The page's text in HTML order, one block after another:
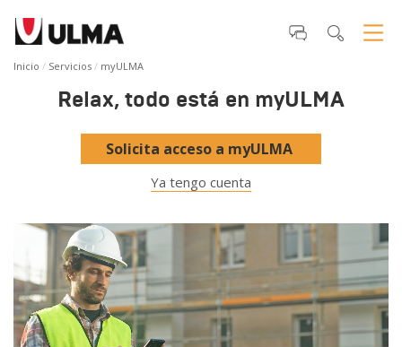
Inicio Servicios myULMA
Relax, todo está en myULMA
Solicita acceso a myULMA
Ya tengo cuenta